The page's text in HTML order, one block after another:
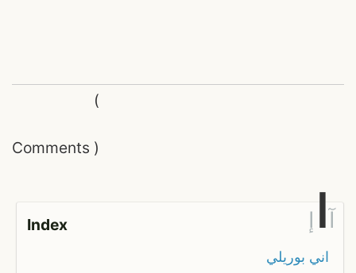
Comments
(
)
Index إ آ
اني بوريلي